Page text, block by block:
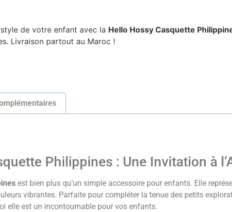
de votre enfant avec la Hello Hossy Casquette
Livraison partout au Maroc !
Philippines : Une Invitation à
est bien plus qu’un simple accessoire pour enfants. Elle
vibrantes. Parfaite pour compléter la tenue des petits
elle est un incontournable pour vos enfants.